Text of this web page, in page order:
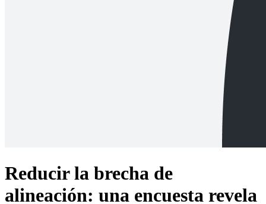
Reducir la brecha de
alineación: una encuesta revela